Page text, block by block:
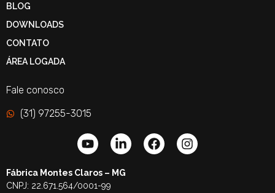
BLOG
DOWNLOADS
CONTATO
ÁREA LOGADA
Fale conosco
(31) 97255-3015
Fábrica Montes Claros – MG
CNPJ: 22.671.564/0001-99